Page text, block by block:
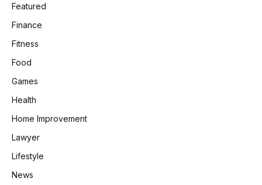
Featured
Finance
Fitness
Food
Games
Health
Home Improvement
Lawyer
Lifestyle
News